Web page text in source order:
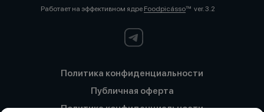
Работает на эффективном ядре Foodpicássover. 3.2
Политика конфиденциальности
Публичная оферта
Политика конфиденциальности